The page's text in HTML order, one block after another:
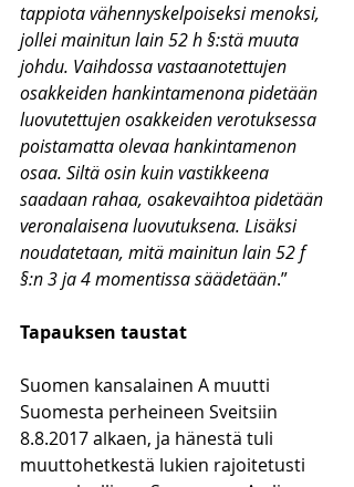
tappiota vähennyskelpoiseksi menoksi,
jollei mainitun lain 52 h §:stä muuta
johdu. Vaihdossa vastaanotettujen
osakkeiden hankintamenona pidetään
luovutettujen osakkeiden verotuksessa
poistamatta olevaa hankintamenon
osaa. Siltä osin kuin vastikkeena
saadaan rahaa, osakevaihtoa pidetään
veronalaisena luovutuksena. Lisäksi
noudatetaan, mitä mainitun lain 52 f
§:n 3 ja 4 momentissa säädetään.”
Tapauksen taustat
Suomen kansalainen A muutti
Suomesta perheineen Sveitsiin
8.8.2017 alkaen, ja hänestä tuli
muuttohetkestä lukien rajoitetusti